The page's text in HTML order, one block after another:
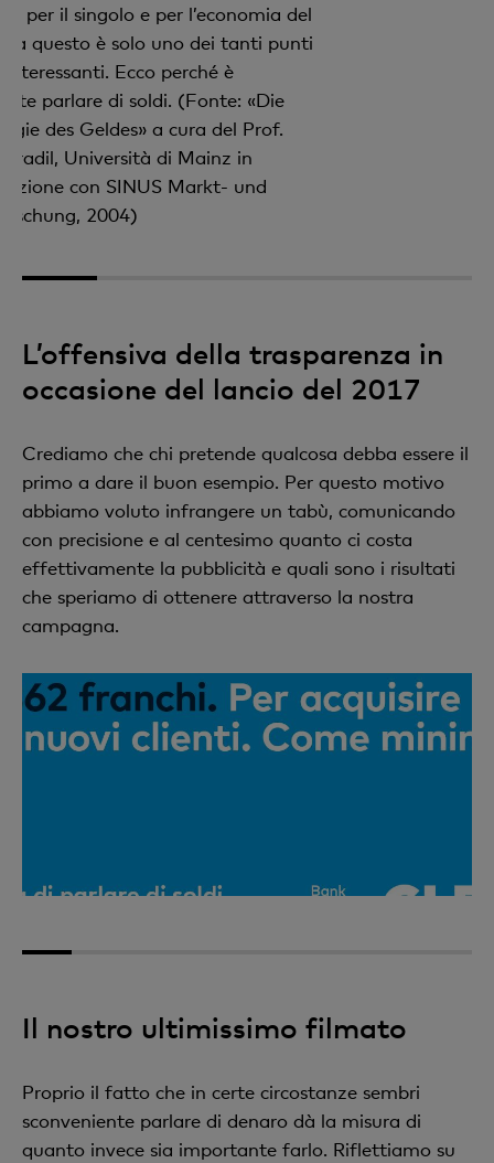
per il singolo e per l’economia del
questo è solo uno dei tanti punti
Ecco perché è
parlare di soldi. (Fonte: «Die
des Geldes» a cura del Prof.
Università di Mainz in
con SINUS Markt- und
2004)
1
L’offensiva della trasparenza in
occasione del lancio del 2017
Crediamo che chi pretende qualcosa debba essere il
primo a dare il buon esempio. Per questo motivo
abbiamo voluto infrangere un tabù, comunicando
con precisione e al centesimo quanto ci costa
effettivamente la pubblicità e quali sono i risultati
che speriamo di ottenere attraverso la nostra
campagna.
1
Il nostro ultimissimo filmato
Proprio il fatto che in certe circostanze sembri
sconveniente parlare di denaro dà la misura di
quanto invece sia importante farlo. Riflettiamo su